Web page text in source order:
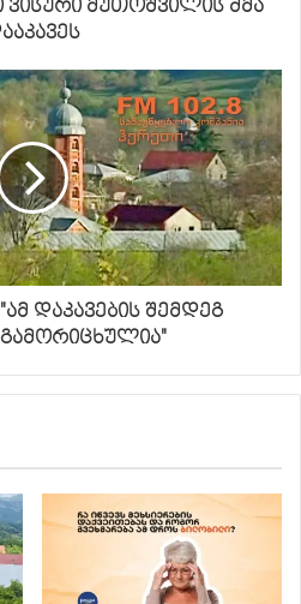
მუთოშვილის ძმა
დაკავების შემდეგ